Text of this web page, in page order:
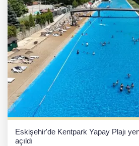
Eskişehir'de Kentpark Yapay Plajı
açıldı